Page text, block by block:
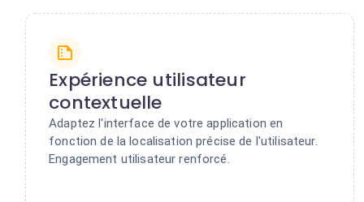
Expérience utilisateur
contextuelle
Adaptez l'interface de votre application en
fonction de la localisation précise de l'utilisateur.
Engagement utilisateur renforcé.